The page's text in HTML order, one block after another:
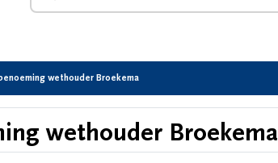
wethouder Broekema
wethouder Broekema